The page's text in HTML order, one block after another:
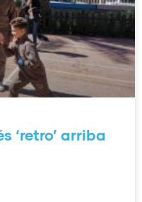
‘retro’ arriba